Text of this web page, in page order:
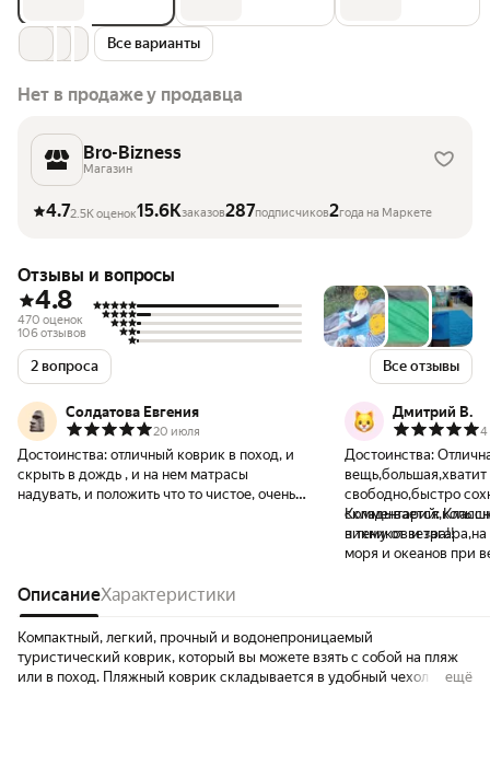
Все варианты
Нет в продаже у продавца
Bro-Bizness
Магазин
4.72.5K оценок15.6Kзаказов287подписчиков2года на Маркете
Отзывы и вопросы
4.8
470 оценок
106 отзывов
2 вопроса Все отзывы
Солдатова Евгения
20 июля
Достоинства: отличный коврик в поход, и
скрыть в дождь , и на нем матрасы
надувать, и положить что то чистое, очень
можно сложить и будет плотнее)
Дмитрий В.
4
Достоинства:
вещь,большая,хватит
свободно,быстро
в тему от ветра!!
Комментарий:
пикников и
моря и океанов при
ОписаниеХарактеристики
Компактный, легкий, прочный и водонепроницаемый
туристический коврик, который вы можете взять с собой на пляж
или в поход. Пляжный коврик складывается в удобный чехол с
ещё